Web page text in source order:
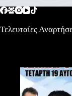
Τελευταίες